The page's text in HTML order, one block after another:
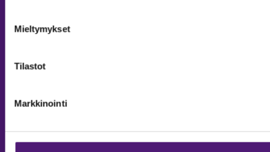
Mieltymykset
Tilastot
Markkinointi